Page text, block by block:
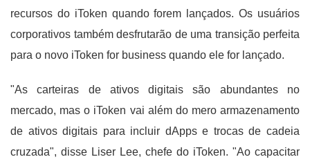
recursos do iToken quando forem lançados. Os usuários
corporativos também desfrutarão de uma transição perfeita
para o novo iToken for business quando ele for lançado.
"As carteiras de ativos digitais são abundantes no
mercado, mas o iToken vai além do mero armazenamento
de ativos digitais para incluir dApps e trocas de cadeia
cruzada", disse Liser Lee, chefe do iToken. "Ao capacitar